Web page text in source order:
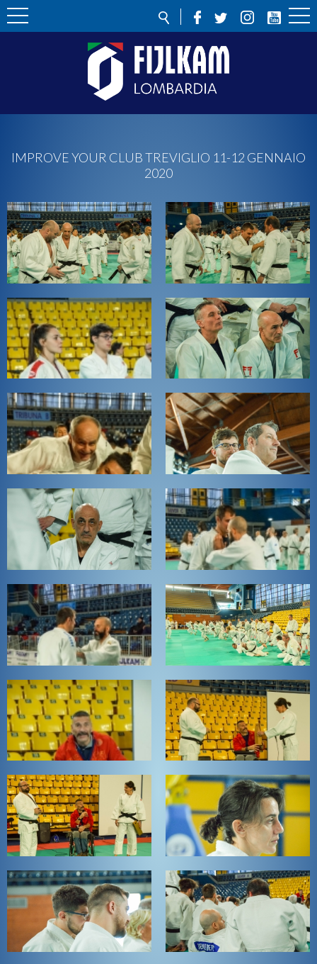
IMPROVE YOUR CLUB TREVIGLIO 11-12 GENNAIO
2020